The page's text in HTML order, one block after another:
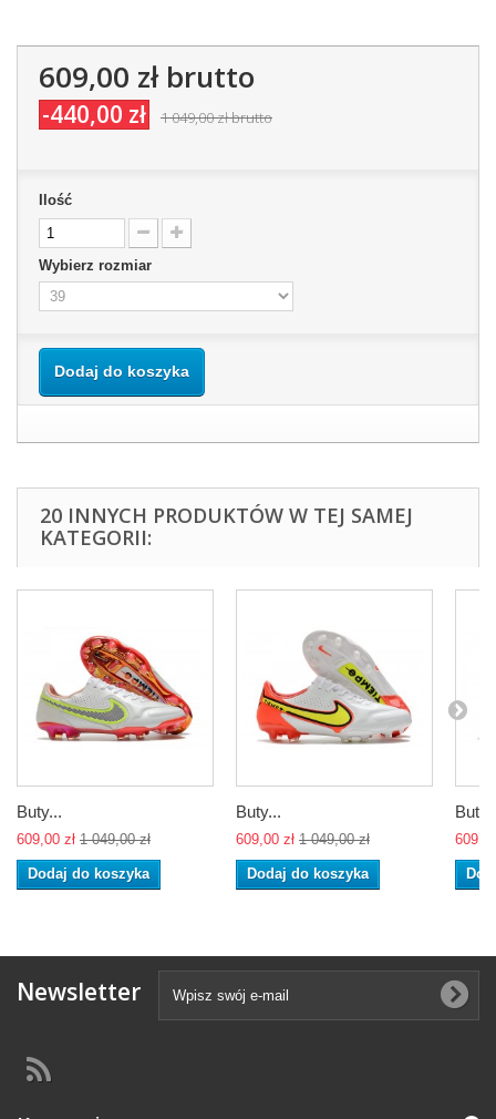
609,00 złbrutto
-440,00 zł 1 049,00 złbrutto
Ilość
Wybierz rozmiar
Dodaj do koszyka
20 INNYCH PRODUKTÓW W TEJ SAMEJ
KATEGORII:
Buty...
609,00 zł 1 049,00 zł
Dodaj do koszyka
Buty...
609,00 zł 1 049,00 zł
Dodaj do koszyka
Newsletter